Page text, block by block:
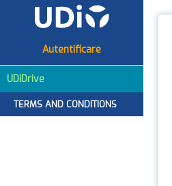
Autentificare
UDiDrive
TERMS AND CONDITIONS